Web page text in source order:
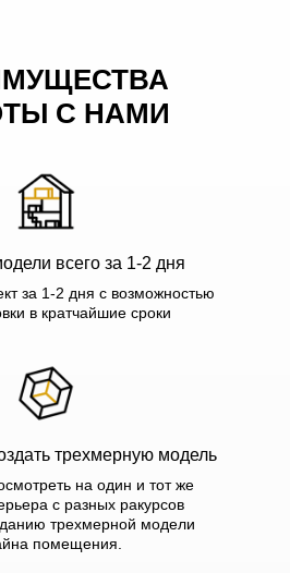
С НАМИ
всего за 1-2 дня
за 1-2 дня с возможностью
в кратчайшие сроки
трехмерную модель
на один и тот же
с разных ракурсов
трехмерной модели
помещения.